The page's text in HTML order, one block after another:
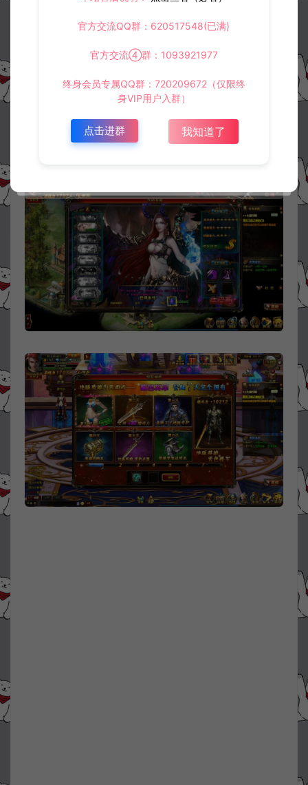
官方交流QQ群：620517548(已满)
官方交流④群：1093921977
终身会员专属QQ群：720209672（仅限终
身VIP用户入群）
点击进群 我知道了